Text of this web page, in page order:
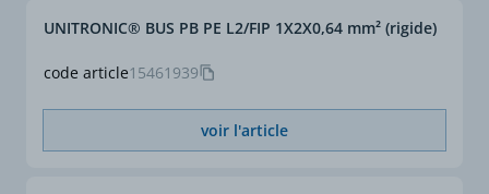
résistants aux UV.
code article15461939
UNITRONIC® BUS PB PE L2/FIP 1X2X0,64 mm² (rigide)
voir l'article